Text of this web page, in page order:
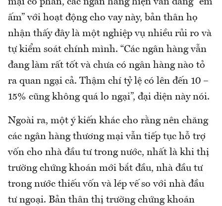
mại cổ phần, các ngân hàng hiện vẫn đang “êm
ấm” với hoạt động cho vay này, bản thân họ
nhận thấy đây là một nghiệp vụ nhiều rủi ro và
tự kiểm soát chính mình. “Các ngân hàng vẫn
đang làm rất tốt và chưa có ngân hàng nào tỏ
ra quan ngại cả. Thậm chí tỷ lệ có lên đến 10 –
15% cũng không quá lo ngại”, đại diện này nói.
Ngoài ra, một ý kiến khác cho rằng nên chăng
các ngân hàng thương mại vẫn tiếp tục hỗ trợ
vốn cho nhà đầu tư trong nước, nhất là khi thị
trường chứng khoán mới bắt đầu, nhà đầu tư
trong nước thiếu vốn và lép vế so với nhà đầu
tư ngoại. Bản thân thị trường chứng khoán